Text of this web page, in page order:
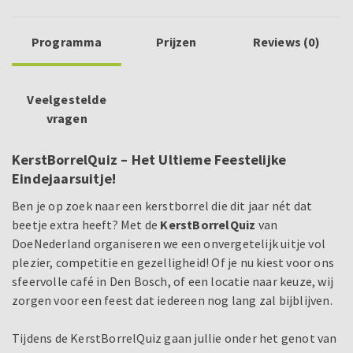
Programma Prijzen Reviews (0)
Veelgestelde
vragen
KerstBorrelQuiz – Het Ultieme Feestelijke
Eindejaarsuitje!
Ben je op zoek naar een kerstborrel die dit jaar nét dat
beetje extra heeft? Met de KerstBorrelQuiz van
DoeNederland organiseren we een onvergetelijk uitje vol
plezier, competitie en gezelligheid! Of je nu kiest voor ons
sfeervolle café in Den Bosch, of een locatie naar keuze, wij
zorgen voor een feest dat iedereen nog lang zal bijblijven.
Tijdens de KerstBorrelQuiz gaan jullie onder het genot van